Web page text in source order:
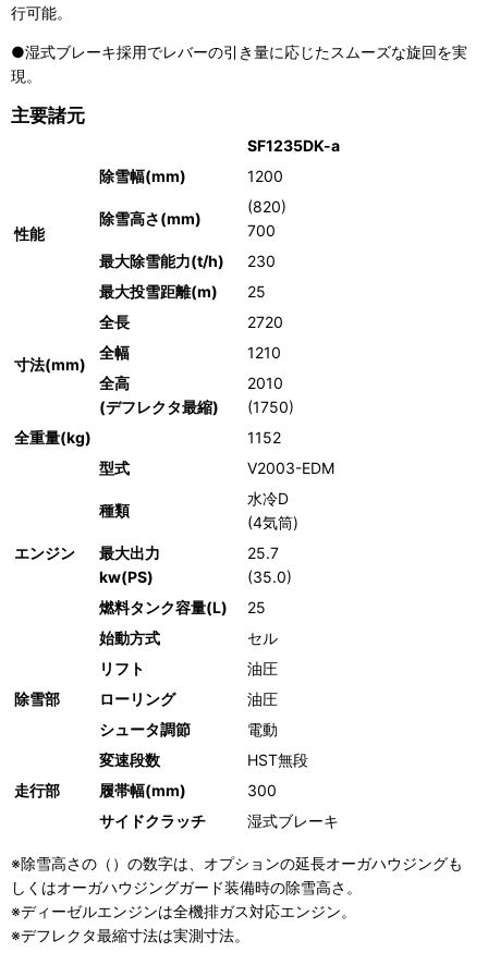
行可能。
●湿式ブレーキ採用でレバーの引き量に応じたスムーズな旋回を実
現。
主要諸元
SF1235DK-a
性能
除雪幅(mm) 1200
除雪高さ(mm)
(820)
700
最大除雪能力(t/h)
230
最大投雪距離(m)
25
寸法(mm)
全長
2720
全幅
1210
全高
(デフレクタ最縮)
2010
(1750)
全重量(kg)
1152
エンジン
型式 V2003-EDM
種類
水冷D
(4気筒)
最大出力
kw(PS)
25.7
(35.0)
燃料タンク容量(L)
25
始動方式
セル
除雪部
リフト
油圧
ローリング
油圧
シュータ調節
電動
走行部
変速段数
HST無段
履帯幅(mm)
300
サイドクラッチ
湿式ブレーキ
※除雪高さの（）の数字は、オプションの延長オーガハウジングも
しくはオーガハウジングガード装備時の除雪高さ。
※ディーゼルエンジンは全機排ガス対応エンジン。
※デフレクタ最縮寸法は実測寸法。